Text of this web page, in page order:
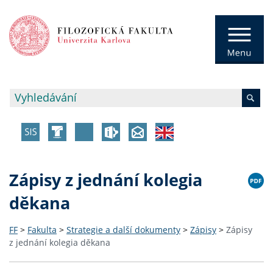
Zápisy z jednání kolegia
děkana
FF > Fakulta > Strategie a další dokumenty > Zápisy > Zápisy
z jednání kolegia děkana